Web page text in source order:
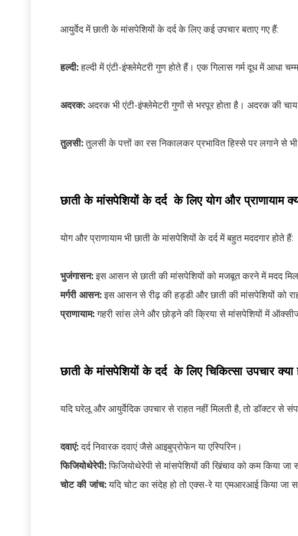
आयुर्वेद में छाती के मांसपेशियों के दर्द के लिए कई उपचार बताए गए हैं:
हल्दी:हल्दी में एंटी-इंफ्लेमेटरी गुण होते हैं। एक गिलास गर्म दूध में आधा
अदरक: अदरक भी एंटी-इंफ्लेमेटरी गुणों से भरपूर होता है। अदरक की चाय
तुलसी:तुलसी के पत्तों का रस निकालकर प्रभावित हिस्से पर लगाने से
छाती के मांसपेशियों के दर्द के लिए योग और प्राणायाम
योग और प्राणायाम भी छाती के मांसपेशियों के दर्द में बहुत मददगार होते हैं:
भुजंगासन:इस आसन से छाती की मांसपेशियों को मजबूत करने में मदद
मर्गरी आसन:इस आसन से रीढ़ की हड्डी और छाती की मांसपेशियों को
प्राणायाम:गहरी सांस लेने और छोड़ने की क्रिया से मांसपेशियों में
छाती के मांसपेशियों के दर्द के लिए चिकित्सा उपचार क्या
यदि घरेलू और आयुर्वेदिक उपचार से राहत नहीं मिलती है, तो डॉक्टर से
दवाएं:दर्द निवारक दवाएं जैसे आइबुप्रोफेन या एस्पिरिन।
फिजियोथेरेपी:फिजियोथेरेपी से मांसपेशियों की खिंचाव को कम किया जा
चोट की जांच:यदि चोट का संदेह हो तो एक्स-रे या एमआरआई किया जा